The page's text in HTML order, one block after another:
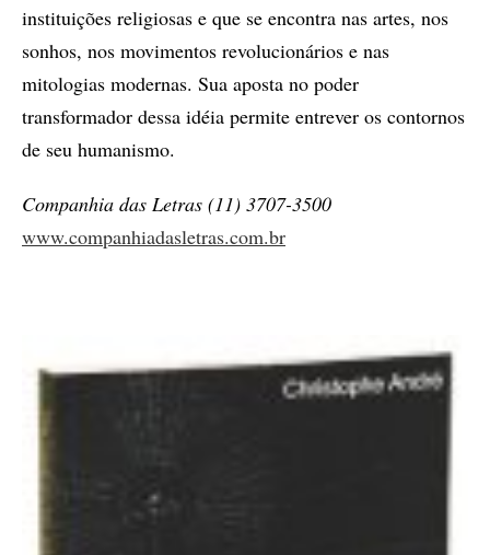
instituições religiosas e que se encontra nas artes, nos
sonhos, nos movimentos revolucionários e nas
mitologias modernas. Sua aposta no poder
transformador dessa idéia permite entrever os contornos
de seu humanismo.
Companhia das Letras (11) 3707-3500
www.companhiadasletras.com.br